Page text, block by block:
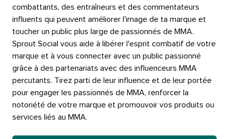
combattants, des entraîneurs et des commentateurs
influents qui peuvent améliorer l'image de ta marque et
toucher un public plus large de passionnés de MMA.​​
Sprout Social vous aide à libérer l'esprit combatif de votre
marque et à vous connecter avec un public passionné
grâce à des partenariats avec des influenceurs MMA
percutants. Tirez parti de leur influence et de leur portée
pour engager les passionnés de MMA, renforcer la
notoriété de votre marque et promouvoir vos produits ou
services liés au MMA.​​